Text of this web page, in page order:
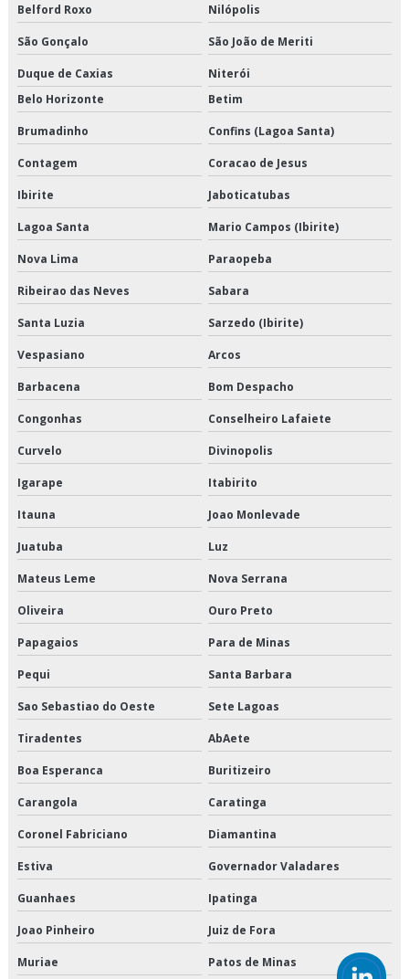
Empresa de armazenamento refrigerado
Empresa de crossdocking
Empresa de distribuição de alimentos climatizados
Empresa de distribuição de alimentos congelados
Empresa de distribuição de mercadorias
Empresa de distribuição e logística
Empresa de entrega de congelados
Empresa de entrega de perecíveis
Empresa de entrega de refrigerados
Empresa de entregas fracionadas
Empresa de logística de alimentos congelados
Empresa de logística e transporte
Empresa de logística para perecíveis
Empresa de transporte de alimentos a granel
Empresa de transporte de alimentos congelados
Empresa de transporte de carga refrigerada
Empresa de transporte de cargas fracionadas
Empresa de transporte de climatizados
Empresa de transporte de congelados
Empresa de transporte de mercadorias
Empresa de transporte de refrigerados
Empresa de transporte dedicado
Belford Roxo Nilópolis
São Gonçalo São João de Meriti
Duque de Caxias
Niterói
Belo Horizonte
Betim
Brumadinho Confins (Lagoa Santa)
Contagem Coracao de Jesus
Ibirite Jaboticatubas
Lagoa Santa Mario Campos (Ibirite)
Nova Lima Paraopeba
Ribeirao das Neves Sabara
Santa Luzia Sarzedo (Ibirite)
Vespasiano Arcos
Barbacena Bom Despacho
Congonhas Conselheiro Lafaiete
Curvelo Divinopolis
Igarape Itabirito
Itauna Joao Monlevade
Juatuba Luz
Mateus Leme Nova Serrana
Oliveira Ouro Preto
Papagaios Para de Minas
Pequi Santa Barbara
Sao Sebastiao do Oeste Sete Lagoas
Tiradentes AbAete
Boa Esperanca Buritizeiro
Carangola Caratinga
Coronel Fabriciano Diamantina
Estiva Governador Valadares
Guanhaes Ipatinga
Joao Pinheiro Juiz de Fora
Muriae Patos de Minas